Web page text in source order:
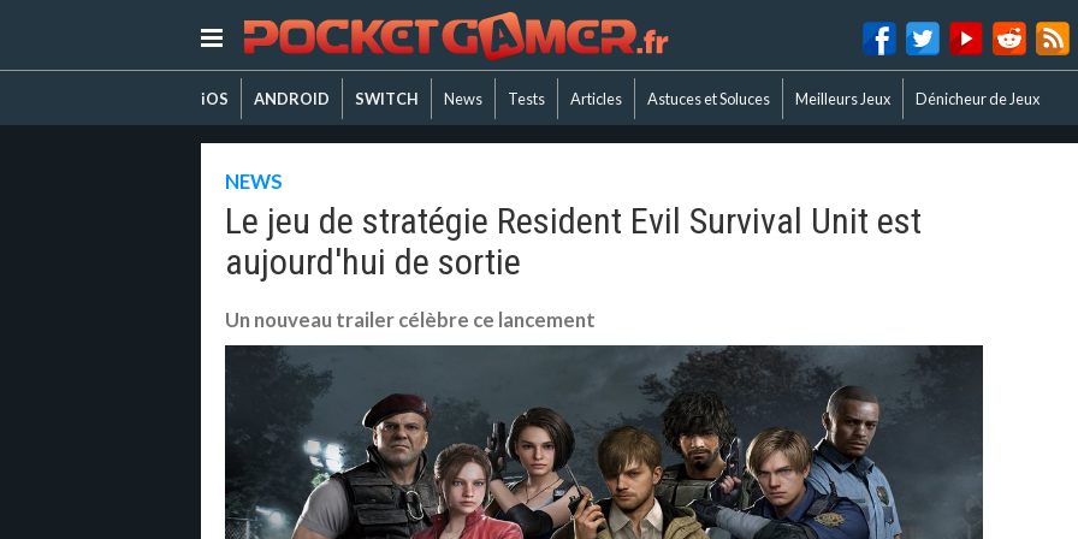
iOS ANDROID SWITCH News Tests Articles Astuces et Soluces Meilleurs Jeux Dénicheur de Jeux
NEWS
Le jeu de stratégie Resident Evil Survival Unit est
aujourd'hui de sortie
Un nouveau trailer célèbre ce lancement